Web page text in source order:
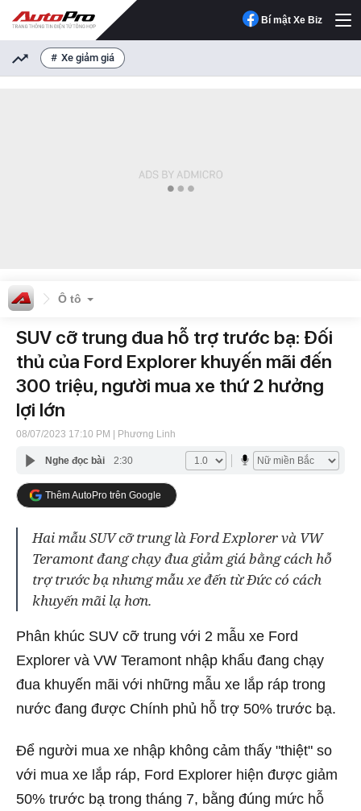
Bí mật Xe Biz
Xe giảm giá
Ô tô
SUV cỡ trung đua hỗ trợ trước bạ: Đối
thủ của Ford Explorer khuyến mãi đến
300 triệu, người mua xe thứ 2 hưởng
lợi lớn
08/07/2023 17:10 PM | Phương Linh
Nghe đọc bài 2:30
Thêm AutoPro trên Google
Hai mẫu SUV cỡ trung là Ford Explorer và VW
Teramont đang chạy đua giảm giá bằng cách hỗ
trợ trước bạ nhưng mẫu xe đến từ Đức có cách
khuyến mãi lạ hơn.
Phân khúc SUV cỡ trung với 2 mẫu xe Ford
Explorer và VW Teramont nhập khẩu đang chạy
đua khuyến mãi với những mẫu xe lắp ráp trong
nước đang được Chính phủ hỗ trợ 50% trước bạ.
Để người mua xe nhập không cảm thấy "thiệt" so
với mua xe lắp ráp, Ford Explorer hiện được giảm
50% trước bạ trong tháng 7, bằng đúng mức hỗ